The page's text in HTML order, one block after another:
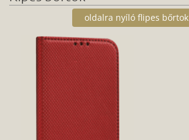
oldalra nyíló flipes bőrtok